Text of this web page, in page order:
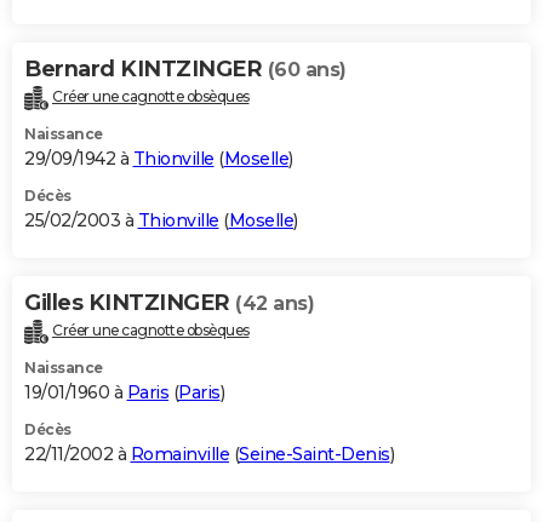
Bernard KINTZINGER (60 ans)
Créer une cagnotte obsèques
Naissance
29/09/1942 à Thionville (Moselle)
Décès
25/02/2003 à Thionville (Moselle)
Gilles KINTZINGER (42 ans)
Créer une cagnotte obsèques
Naissance
19/01/1960 à Paris (Paris)
Décès
22/11/2002 à Romainville (Seine-Saint-Denis)